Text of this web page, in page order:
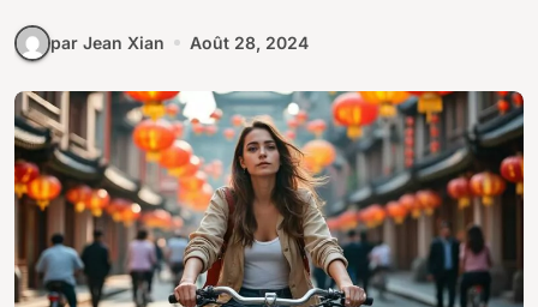
par Jean Xian Août 28, 2024